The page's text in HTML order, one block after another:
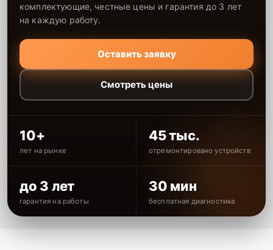
комплектующие, честные цены и гарантия до 3 лет
на каждую работу.
Оставить заявку
Смотреть цены
10+
лет на рынке
45 тыс.
отремонтировано устройств
до 3 лет
гарантия на работы
30 мин
бесплатная диагностика